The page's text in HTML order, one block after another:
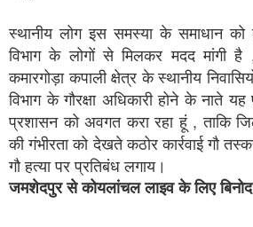
स्थानीय लोग इस समस्या के समाधान को
विभाग के लोगों से मिलकर मदद मांगी
कमारगोड़ा कपाली क्षेत्र के स्थानीय
विभाग के गौरक्षा अधिकारी होने के नाते
प्रशासन को अवगत करा रहा हूं , ताकि
की गंभीरता को देखते कठोर कार्रवाई गौ
गौ हत्या पर प्रतिबंध लगाय।
जमशेदपुर से कोयलांचल लाइव के लिए